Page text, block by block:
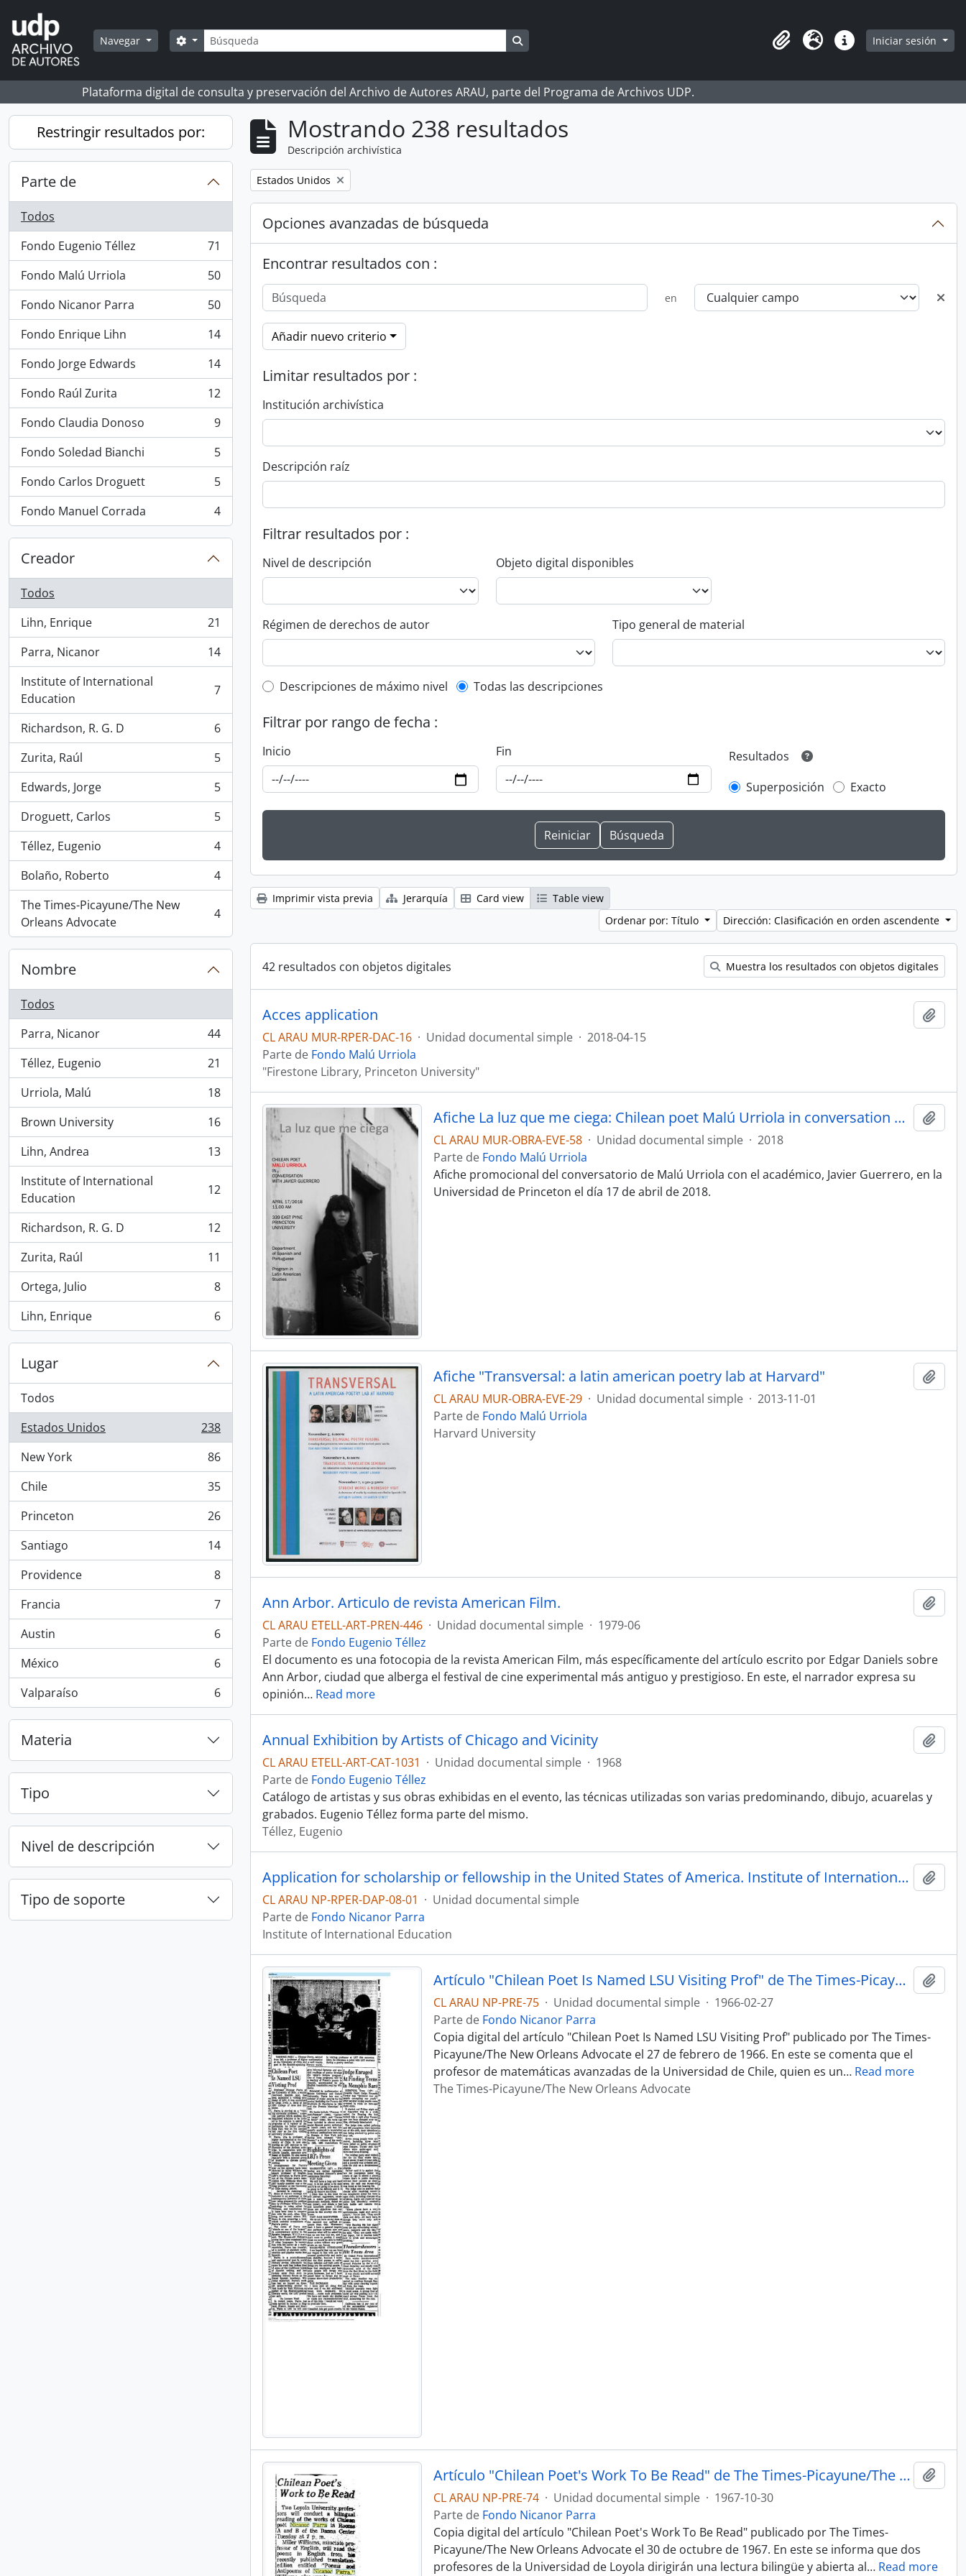
Skip to main content
Navegar Búsqueda
Search options
Portapapeles
Idioma Enlaces rápidos
Iniciar sesión
Plataforma digital de consulta y preservación del Archivo de Autores ARAU, parte del Programa de Archivos UDP.
Restringir resultados por:
Parte de
Todos
Fondo Eugenio Téllez
, 71 resultados
71
Fondo Malú Urriola
, 50 resultados
50
Fondo Nicanor Parra
, 50 resultados
50
Fondo Enrique Lihn
, 14 resultados
14
Fondo Jorge Edwards
, 14 resultados
14
Fondo Raúl Zurita
, 12 resultados
12
Fondo Claudia Donoso
, 9 resultados
9
Fondo Soledad Bianchi
, 5 resultados
5
Fondo Carlos Droguett
, 5 resultados
5
Fondo Manuel Corrada
, 4 resultados 4
Creador
Todos
Lihn, Enrique
, 21 resultados
21
Parra, Nicanor
, 14 resultados
14
Institute of International
Education
, 7 resultados 7
Richardson, R. G. D
, 6 resultados
6
Zurita, Raúl
, 5 resultados
5
Edwards, Jorge
, 5 resultados
5
Droguett, Carlos
, 5 resultados
5
Téllez, Eugenio
, 4 resultados
4
Bolaño, Roberto
, 4 resultados
4
The Times-Picayune/The New
Orleans Advocate
, 4 resultados 4
Nombre
Todos
Parra, Nicanor
, 44 resultados
44
Téllez, Eugenio
, 21 resultados
21
Urriola, Malú
, 18 resultados
18
Brown University
, 16 resultados
16
Lihn, Andrea
, 13 resultados
13
Institute of International
Education
, 12 resultados 12
Richardson, R. G. D
, 12 resultados
12
Zurita, Raúl
, 11 resultados
11
Ortega, Julio
, 8 resultados
8
Lihn, Enrique
, 6 resultados 6
Lugar
Todos
Estados Unidos
, 238 resultados
238
New York
, 86 resultados
86
Chile
, 35 resultados
35
Princeton
, 26 resultados
26
Santiago
, 14 resultados
14
Providence
, 8 resultados
8
Francia
, 7 resultados
7
Austin
, 6 resultados
6
México
, 6 resultados
6
Valparaíso
, 6 resultados 6
Materia
Tipo
Nivel de descripción
Tipo de soporte
Mostrando 238 resultados
Descripción archivística
Remove filter:
Estados Unidos
Opciones avanzadas de búsqueda
Encontrar resultados con :
en
Añadir nuevo criterio
Limitar resultados por :
Institución archivística
Descripción raíz
Filtrar resultados por :
Nivel de descripción Objeto digital disponibles
Régimen de derechos de autor Tipo general de material
Top-level description filter
Descripciones de máximo nivel Todas las descripciones
Filtrar por rango de fecha :
Inicio Fin
Resultados
Superposición
Exacto
Imprimir vista previa Jerarquía Card view
Table view
Ordenar por: Título
Dirección: Clasificación en orden ascendente
42 resultados con objetos digitales Muestra los resultados con objetos digitales
Acces application
CL ARAU MUR-RPER-DAC-16 · Unidad documental simple · 2018-04-15
Parte de Fondo Malú Urriola
"Firestone Library, Princeton University"
Afiche La luz que me ciega: Chilean poet Malú Urriola in conversation with Javier Guerrero
CL ARAU MUR-OBRA-EVE-58 · Unidad documental simple · 2018
Parte de Fondo Malú Urriola
Afiche promocional del conversatorio de Malú Urriola con el académico, Javier Guerrero, en la
Universidad de Princeton el día 17 de abril de 2018.
Afiche "Transversal: a latin american poetry lab at Harvard"
CL ARAU MUR-OBRA-EVE-29 · Unidad documental simple · 2013-11-01
Parte de Fondo Malú Urriola
Harvard University
Ann Arbor. Articulo de revista American Film.
CL ARAU ETELL-ART-PREN-446 · Unidad documental simple · 1979-06
Parte de Fondo Eugenio Téllez
El documento es una fotocopia de la revista American Film, más específicamente del artículo escrito por Edgar Daniels sobre
Ann Arbor, ciudad que alberga el festival de cine experimental más antiguo y prestigioso. En este, el narrador expresa su
opinión… Read more
Annual Exhibition by Artists of Chicago and Vicinity
CL ARAU ETELL-ART-CAT-1031 · Unidad documental simple · 1968
Parte de Fondo Eugenio Téllez
Catálogo de artistas y sus obras exhibidas en el evento, las técnicas utilizadas son varias predominando, dibujo, acuarelas y
grabados. Eugenio Téllez forma parte del mismo.
Téllez, Eugenio
Application for scholarship or fellowship in the United States of America. Institute of International Education
CL ARAU NP-RPER-DAP-08-01 · Unidad documental simple
Parte de Fondo Nicanor Parra
Institute of International Education
Artículo "Chilean Poet Is Named LSU Visiting Prof" de The Times-Picayune/The New Orleans Advocate
CL ARAU NP-PRE-75 · Unidad documental simple · 1966-02-27
Parte de Fondo Nicanor Parra
Copia digital del artículo "Chilean Poet Is Named LSU Visiting Prof" publicado por The Times-
Picayune/The New Orleans Advocate el 27 de febrero de 1966. En este se comenta que el
profesor de matemáticas avanzadas de la Universidad de Chile, quien es un… Read more
The Times-Picayune/The New Orleans Advocate
Artículo "Chilean Poet's Work To Be Read" de The Times-Picayune/The New Orleans Advocate
CL ARAU NP-PRE-74 · Unidad documental simple · 1967-10-30
Parte de Fondo Nicanor Parra
Copia digital del artículo "Chilean Poet's Work To Be Read" publicado por The Times-
Picayune/The New Orleans Advocate el 30 de octubre de 1967. En este se informa que dos
profesores de la Universidad de Loyola dirigirán una lectura bilingüe y abierta al… Read more